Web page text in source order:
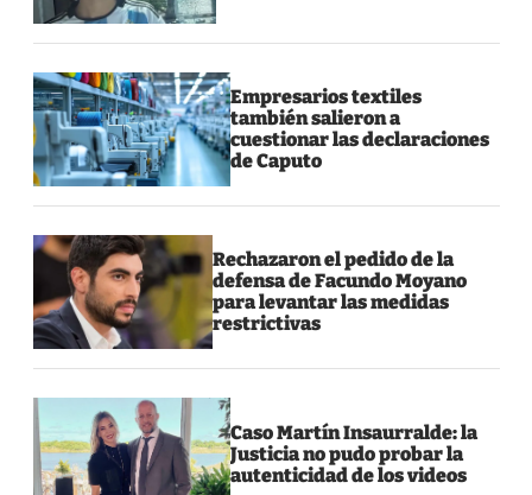
Empresarios textiles
también salieron a
cuestionar las declaraciones
de Caputo
Rechazaron el pedido de la
defensa de Facundo Moyano
para levantar las medidas
restrictivas
Caso Martín Insaurralde: la
Justicia no pudo probar la
autenticidad de los videos